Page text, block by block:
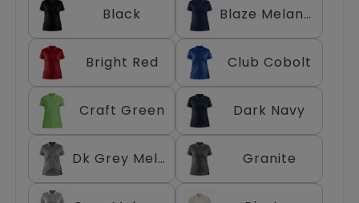
Black Blaze Melange
Bright Red Club Cobolt
Craft Green Dark Navy
Dk Grey Melange Granite